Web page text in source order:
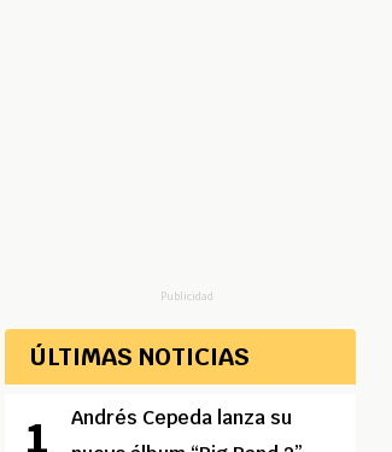
Publicidad
ÚLTIMAS NOTICIAS
Andrés Cepeda lanza su